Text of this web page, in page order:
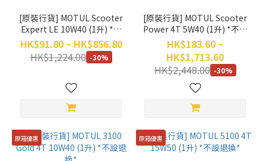
[原裝行貨] MOTUL Scooter
Expert LE 10W40 (1升) *不
設退換*
HK$91.80 ~ HK$856.80
HK$1,224.00 -30%
[原裝行貨] MOTUL Scooter
Power 4T 5W40 (1升) *不設
退換*
HK$183.60 ~
HK$1,713.60
HK$2,448.00 -30%
原箱優惠 原箱優惠